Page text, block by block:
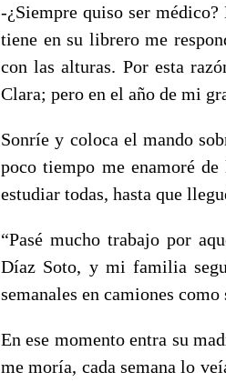
-¿Siempre quiso ser
tiene en su librero me
con las alturas. Por esta
Clara; pero en el año de mi
Sonríe y coloca el mando
poco tiempo me enamoré
estudiar todas, hasta que
“Pasé mucho trabajo por
Díaz Soto, y mi familia
semanales en camiones
En ese momento entra su
me moría, cada semana lo